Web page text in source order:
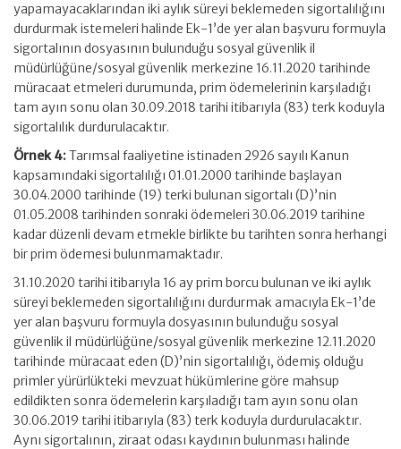
yapamayacaklarından iki aylık süreyi beklemeden sigortalılığını
durdurmak istemeleri halinde Ek-1’de yer alan başvuru formuyla
sigortalının dosyasının bulunduğu sosyal güvenlik il
müdürlüğüne/sosyal güvenlik merkezine 16.11.2020 tarihinde
müracaat etmeleri durumunda, prim ödemelerinin karşıladığı
tam ayın sonu olan 30.09.2018 tarihi itibarıyla (83) terk koduyla
sigortalılık durdurulacaktır.
Örnek 4:Tarımsal faaliyetine istinaden 2926 sayılı Kanun
kapsamındaki sigortalılığı 01.01.2000 tarihinde başlayan
30.04.2000 tarihinde (19) terki bulunan sigortalı (D)’nin
01.05.2008 tarihinden sonraki ödemeleri 30.06.2019 tarihine
kadar düzenli devam etmekle birlikte bu tarihten sonra herhangi
bir prim ödemesi bulunmamaktadır.
31.10.2020 tarihi itibarıyla 16 ay prim borcu bulunan ve iki aylık
süreyi beklemeden sigortalılığını durdurmak amacıyla Ek-1’de
yer alan başvuru formuyla dosyasının bulunduğu sosyal
güvenlik il müdürlüğüne/sosyal güvenlik merkezine 12.11.2020
tarihinde müracaat eden (D)’nin sigortalılığı, ödemiş olduğu
primler yürürlükteki mevzuat hükümlerine göre mahsup
edildikten sonra ödemelerin karşıladığı tam ayın sonu olan
30.06.2019 tarihi itibarıyla (83) terk koduyla durdurulacaktır.
Aynı sigortalının, ziraat odası kaydının bulunması halinde